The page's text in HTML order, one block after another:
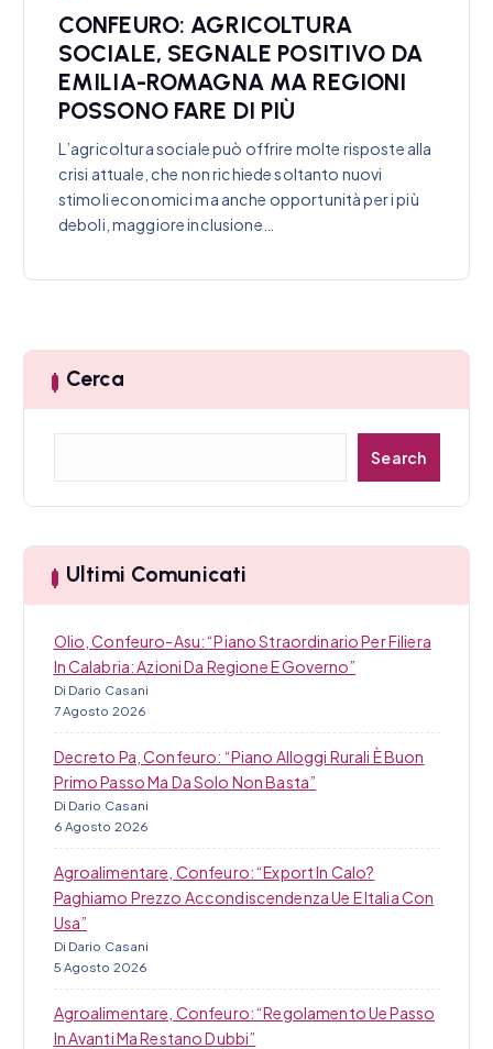
CONFEURO: AGRICOLTURA
SOCIALE, SEGNALE POSITIVO DA
EMILIA-ROMAGNA MA REGIONI
POSSONO FARE DI PIÙ
L’agricoltura sociale può offrire molte risposte alla
crisi attuale, che non richiede soltanto nuovi
stimoli economici ma anche opportunità per i più
deboli, maggiore inclusione…
Cerca
a
Search
Ultimi Comunicati
Olio, Confeuro-Asu: “Piano Straordinario Per Filiera
In Calabria: Azioni Da Regione E Governo”
Di Dario Casani
7 Agosto 2026
Decreto Pa, Confeuro: “Piano Alloggi Rurali È Buon
Primo Passo Ma Da Solo Non Basta”
Di Dario Casani
6 Agosto 2026
Agroalimentare, Confeuro: “Export In Calo?
Paghiamo Prezzo Accondiscendenza Ue E Italia Con
Usa”
Di Dario Casani
5 Agosto 2026
Agroalimentare, Confeuro: “Regolamento Ue Passo
In Avanti Ma Restano Dubbi”